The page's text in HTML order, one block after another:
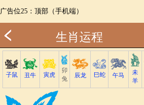
广告位25：顶部（手机端）
生肖运程
子鼠 丑牛 寅虎
卯
兔
辰龙 巳蛇 午马
未
羊